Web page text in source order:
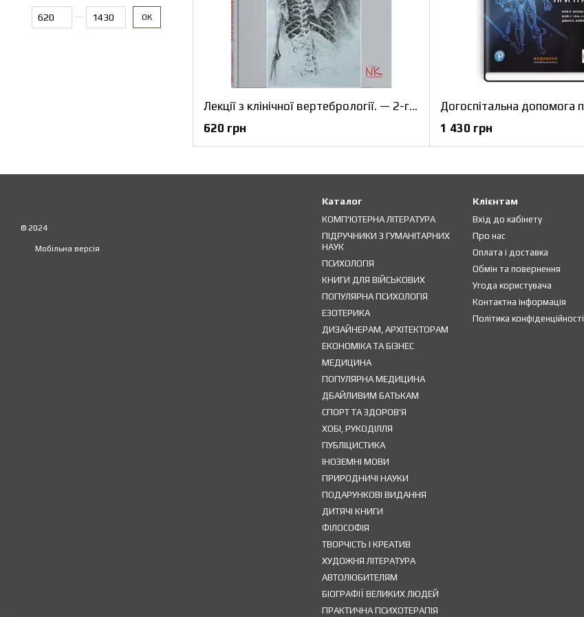
Лекції з клінічної вертебрології. — 2-ге вид. Колісник П.Ф.
620 грн
1 430 грн
ОК
© 2024
Мобільна версія
Каталог
КОМП'ЮТЕРНА ЛІТЕРАТУРА
ПІДРУЧНИКИ З ГУМАНІТАРНИХ
НАУК
ПСИХОЛОГІЯ
КНИГИ ДЛЯ ВІЙСЬКОВИХ
ПОПУЛЯРНА ПСИХОЛОГІЯ
ЕЗОТЕРИКА
ДИЗАЙНЕРАМ, АРХІТЕКТОРАМ
ЕКОНОМІКА ТА БІЗНЕС
МЕДИЦИНА
ПОПУЛЯРНА МЕДИЦИНА
ДБАЙЛИВИМ БАТЬКАМ
СПОРТ ТА ЗДОРОВ'Я
ХОБІ, РУКОДІЛЛЯ
ПУБЛІЦИСТИКА
ІНОЗЕМНІ МОВИ
ПРИРОДНИЧІ НАУКИ
ПОДАРУНКОВІ ВИДАННЯ
ДИТЯЧІ КНИГИ
ФІЛОСОФІЯ
ТВОРЧІСТЬ І КРЕАТИВ
ХУДОЖНЯ ЛІТЕРАТУРА
АВТОЛЮБИТЕЛЯМ
БІОГРАФІЇ ВЕЛИКИХ ЛЮДЕЙ
ПРАКТИЧНА ПСИХОТЕРАПІЯ
Клієнтам
Вхід до кабінету
Про нас
Оплата і доставка
Обмін та повернення
Угода користувача
Контактна інформація
Політика конфіденційності